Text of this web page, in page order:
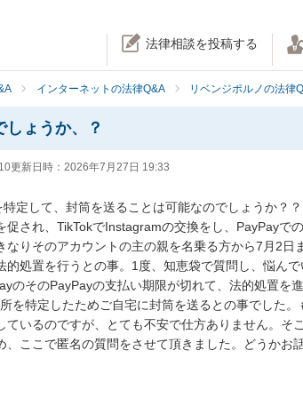
法律相談を投稿する
インターネットの法律Q&A リベンジポルノの法律
しょうか、？
更新日時： 2026年7月27日 19:33
定して、封筒を送ることは可能なのでしょうか？？
促され、TikTokでInstagramの交換をし、PayPayで
なりそのアカウントの主の親を名乗る方から7月2日
的処置を行うとの事。1度、知恵袋で質問し、悩ん
のそのPayPayの支払い期限が切れて、法的処置を
を特定したためご自宅に封筒を送るとの事でした
ているのですが、とても不安で仕方ありません。そ
、ここで匿名の質問をさせて頂きました。どうかお